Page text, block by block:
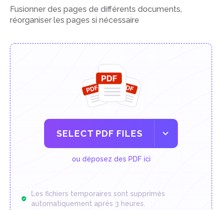
Fusionner des pages de différents documents,
réorganiser les pages si nécessaire
SELECT PDF FILES
ou déposez des PDF ici
Les fichiers temporaires sont supprimés
automatiquement après 3 heures.